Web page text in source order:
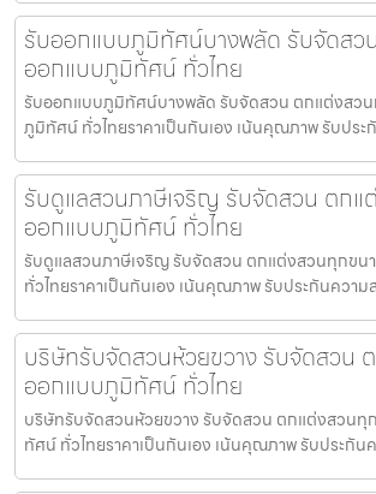
รับออกแบบภูมิทัศน์บางพลัด รับจัดสว
ออกแบบภูมิทัศน์ ทั่วไทย
รับออกแบบภูมิทัศน์บางพลัด รับจัดสวน ตกแต่งสว
ภูมิทัศน์ ทั่วไทยราคาเป็นกันเอง เน้นคุณภาพ รับประ
รับดูแลสวนภาษีเจริญ รับจัดสวน ตกแ
ออกแบบภูมิทัศน์ ทั่วไทย
รับดูแลสวนภาษีเจริญ รับจัดสวน ตกแต่งสวนทุกข
ทั่วไทยราคาเป็นกันเอง เน้นคุณภาพ รับประกันความ
บริษัทรับจัดสวนห้วยขวาง รับจัดสวน
ออกแบบภูมิทัศน์ ทั่วไทย
บริษัทรับจัดสวนห้วยขวาง รับจัดสวน ตกแต่งสวนทุ
ทัศน์ ทั่วไทยราคาเป็นกันเอง เน้นคุณภาพ รับประกัน